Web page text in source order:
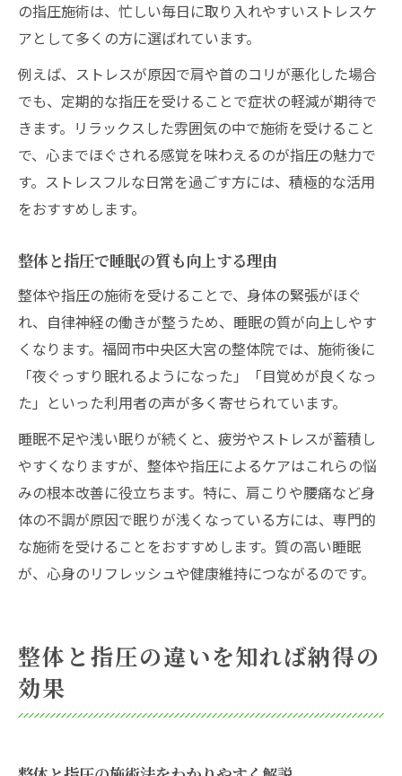
の指圧施術は、忙しい毎日に取り入れやすいストレスケ
アとして多くの方に選ばれています。
例えば、ストレスが原因で肩や首のコリが悪化した場合
でも、定期的な指圧を受けることで症状の軽減が期待で
きます。リラックスした雰囲気の中で施術を受けること
で、心までほぐされる感覚を味わえるのが指圧の魅力で
す。ストレスフルな日常を過ごす方には、積極的な活用
をおすすめします。
整体と指圧で睡眠の質も向上する理由
整体や指圧の施術を受けることで、身体の緊張がほぐ
れ、自律神経の働きが整うため、睡眠の質が向上しやす
くなります。福岡市中央区大宮の整体院では、施術後に
「夜ぐっすり眠れるようになった」「目覚めが良くなっ
た」といった利用者の声が多く寄せられています。
睡眠不足や浅い眠りが続くと、疲労やストレスが蓄積し
やすくなりますが、整体や指圧によるケアはこれらの悩
みの根本改善に役立ちます。特に、肩こりや腰痛など身
体の不調が原因で眠りが浅くなっている方には、専門的
な施術を受けることをおすすめします。質の高い睡眠
が、心身のリフレッシュや健康維持につながるのです。
整体と指圧の違いを知れば納得の
効果